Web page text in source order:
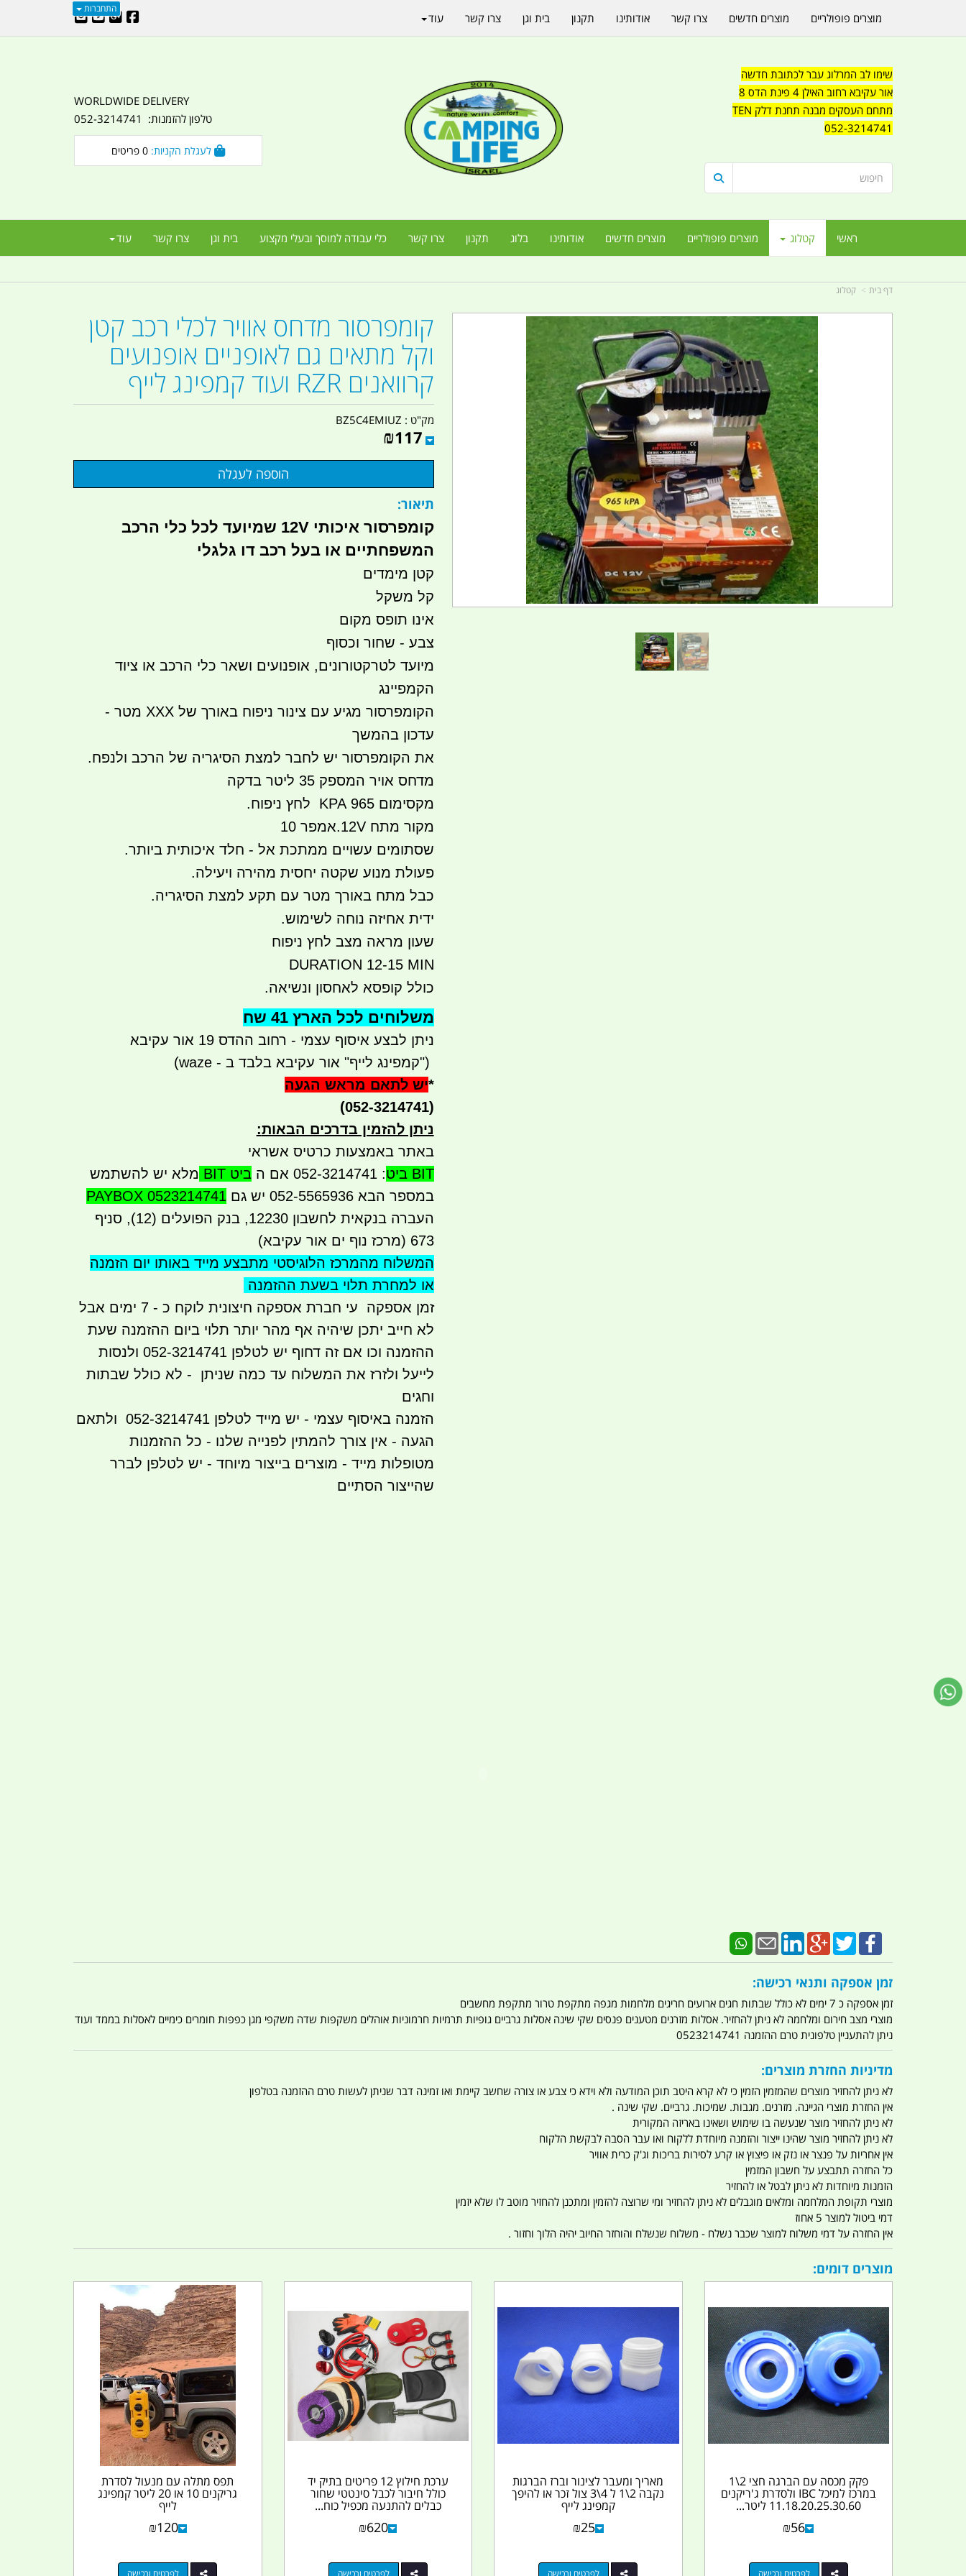
התחברות
שימו לב המרלוג עבר לכתובת חדשה
אור עקיבא רחוב האילן 4 פינת הדס 8
מתחם העסקים מבנה תחנת דלק TEN
052-3214741
WORLDWIDE DELIVERY
טלפון להזמנות: 052-3214741
0
ראשי קטלוג מוצרים פופולריים מוצרים חדשים אודותינו בלוג תקנון צרו קשר כלי עבודה למוסך ובעלי מקצוע בית וגן צרו קשר עוד
מוצרים פופולריים מוצרים חדשים צרו קשר אודותינו תקנון בית וגן צרו קשר עוד
דף בית קטלוג
קומפרסור מדחס אוויר לכלי רכב קטן
וקל מתאים גם לאופניים אופנועים
קרוואנים RZR ועוד קמפינג לייף
מק"ט : BZ5C4EMIUZ
₪117
תיאור:
קומפרסור
איכותי 12V שמיועד לכל כלי הרכב
המשפחתיים או בעל רכב דו גלגלי
קטן מימדים
קל משקל
אינו תופס מקום
צבע - שחור וכסוף
מיועד לטרקטורונים, אופנועים ושאר כלי הרכב או ציוד
הקמפיינג
הקומפרסור
מגיע עם צינור ניפוח באורך של XXX מטר -
עדכון בהמשך
את הקומפרסור יש לחבר למצת הסיגריה של הרכב ולנפח.
מדחס אויר המספק 35 ליטר בדקה
מקסימום 965 KPA לחץ ניפוח.
מקור מתח 12V.אמפר 10
שסתומים עשויים ממתכת אל - חלד איכותית ביותר.
פעולת מנוע שקטה יחסית מהירה ויעילה.
כבל מתח באורך מטר עם תקע למצת הסיגריה.
ידית אחיזה נוחה לשימוש.
שעון מראה מצב לחץ ניפוח
DURATION 12-15 MIN
כולל קופסא לאחסון ונשיאה.
משלוחים לכל הארץ 41 שח
ניתן לבצע איסוף עצמי - רחוב ההדס 19 אור עקיבא
")קמפינג לייף" אור עקיבא בלבד ב - waze)
*יש לתאם מראש הגעה
(052-3214741)
ניתן להזמין בדרכים הבאות:
באתר באמצעות כרטיס אשראי
BIT ביט
: 052-3214741 אם ה ביט BIT
מלא יש להשתמש
במספר הבא 052-5565936 יש גם
PAYBOX 0523214741
העברה בנקאית לחשבון 12230, בנק הפועלים (12), סניף
673 (מרכז נוף ים אור עקיבא)
המשלוח מהמרכז הלוגיסטי מתבצע מייד באותו יום הזמנה
או למחרת תלוי בשעת ההזמנה
זמן אספקה עי חברת אספקה חיצונית לוקח כ - 7 ימים אבל
לא חייב יתכן שיהיה אף מהר יותר תלוי ביום ההזמנה שעת
ההזמנה וכו אם זה דחוף יש לטלפן 052-3214741 ולנסות
לייעל ולזרז את המשלוח עד כמה שניתן - לא כולל שבתות
וחגים
הזמנה באיסוף עצמי - יש מייד לטלפן 052-3214741 ולתאם
הגעה - אין צורך להמתין לפנייה שלנו - כל ההזמנות
מטופלות מייד - מוצרים בייצור מיוחד - יש לטלפן לברר
שהייצור הסתיים
זמן אספקה ותנאי רכישה:
זמן אספקה כ 7 ימים לא כולל שבתות חגים ארועים חריגים מלחמות מגפה מתקפת טרור מתקפת מחשבים
מוצרי מצב חירום ומלחמה לא ניתן להחזיר. אסלות מזרנים מטענים פנסים שקי שינה אסלות גרביים גופיות תרמיות חרמוניות אוהלים משקפות שדה משקפי מגן כפפות חומרים כימיים לאסלות בממד ועוד
ניתן להתעניין טלפונית טרם ההזמנה 0523214741
מדיניות החזרת מוצרים:
לא ניתן להחזיר מוצרים שהמזמין הזמין כי לא קרא היטב תוכן המודעה ולא וידא כי צבע או צורה שחשב קיימת ואו זמינה דבר שניתן לעשות טרם ההזמנה בטלפון
אין החזרת מוצרי הגיינה. מזרנים. מגבות. שמיכות. גרביים. שקי שינה .
לא ניתן להחזיר מוצר שנעשה בו שימוש ושאינו באריזה המקורית
לא ניתן להחזיר מוצר שהינו ייצור והזמנה מיוחדת ללקוח ואו עבר הסבה לבקשת הלקוח
אין אחריות על פנצר או נזק או פיצוץ או קרע לסירות בריכות וג'ק כרית אוויר
כל החזרה תתבצע על חשבון המזמין
הזמנות מיוחדות לא ניתן לבטל או להחזיר
מוצרי תקופת המלחמה ומלאים מוגבלים לא ניתן להחזיר ומי שרוצה להזמין ומתכנן להחזיר מוטב לו שלא יזמין
דמי ביטול למוצר 5 אחוז
אין החזרה על דמי משלוח למוצר שכבר נשלח - משלוח שנשלח והוחזר החיוב יהיה הלוך וחזור .
מוצרים דומים:
פקק מכסה עם הברגה חצי 2\1
במרכז למיכל IBC ולסדרת ג'ריקנים
11.18.20.25.30.60 ליטר...
₪56
לפרטים ורכישה
מאריך ומעבר לצינור וברז הברגות
נקבה 2\1 ל 4\3 צול זכר או להיפך
קמפינג לייף
₪25
לפרטים ורכישה
ערכת חילוץ 12 פריטים בתיק יד
כולל חיבור לכבל סינטטי שחור
כבלים להתנעה מכפיל כוח...
₪620
לפרטים ורכישה
תפס מתלה עם מנעול לסדרת
גריקנים 10 או 20 ליטר קמפינג
לייף
₪120
לפרטים ורכישה